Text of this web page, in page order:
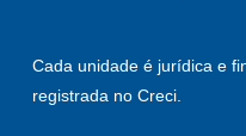
Cada unidade é jurídica e
registrada no Creci.